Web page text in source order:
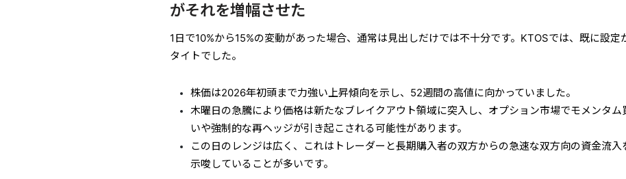
がそれを増幅させた
1日で10%から15%の変動があった場合、通常は見出しだけでは不十分です。KTOSでは、既に設定
タイトでした。
株価は2026年初頭まで力強い上昇傾向を示し、52週間の高値に向かっていました。
木曜日の急騰により価格は新たなブレイクアウト領域に突入し、オプション市場でモメンタム
いや強制的な再ヘッジが引き起こされる可能性があります。
この日のレンジは広く、これはトレーダーと長期購入者の双方からの急速な双方向の資金流入
示唆していることが多いです。